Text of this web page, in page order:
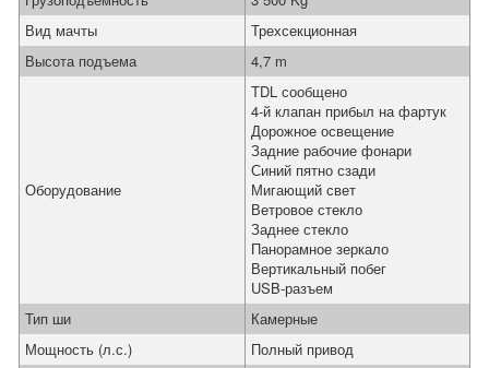
Вид мачты
Трехсекционная
Высота подъема
4,7 m
Оборудование
TDL сообщено
4-й клапан прибыл на фартук
Дорожное освещение
Задние рабочие фонари
Синий пятно сзади
Мигающий свет
Ветровое стекло
Заднее стекло
Панорамное зеркало
Вертикальный побег
USB-разъем
Тип ши
Камерные
Мощность (л.с.)
Полный привод